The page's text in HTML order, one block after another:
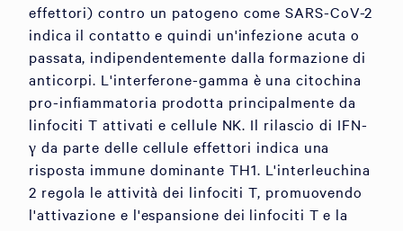
effettori) contro un patogeno come SARS-CoV-2
indica il contatto e quindi un'infezione acuta o
passata, indipendentemente dalla formazione di
anticorpi. L'interferone-gamma è una citochina
pro-infiammatoria prodotta principalmente da
linfociti T attivati e cellule NK. Il rilascio di IFN-
γ da parte delle cellule effettori indica una
risposta immune dominante TH1. L'interleuchina
2 regola le attività dei linfociti T, promuovendo
l'attivazione e l'espansione dei linfociti T e la